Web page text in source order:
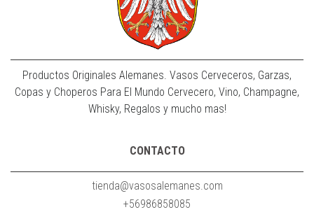
Productos Originales Alemanes. Vasos Cerveceros, Garzas,
Copas y Choperos Para El Mundo Cervecero, Vino, Champagne,
Whisky, Regalos y mucho mas!
CONTACTO
tienda@vasosalemanes.com
+56986858085